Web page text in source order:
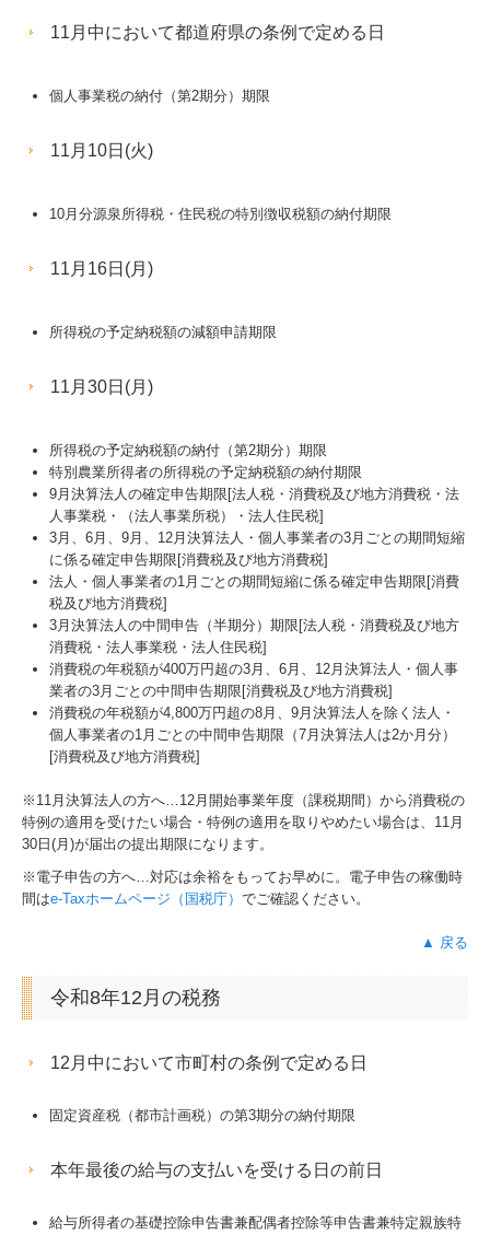
11月中において都道府県の条例で定める日
個人事業税の納付（第2期分）期限
11月10日(火)
10月分源泉所得税・住民税の特別徴収税額の納付期限
11月16日(月)
所得税の予定納税額の減額申請期限
11月30日(月)
所得税の予定納税額の納付（第2期分）期限
特別農業所得者の所得税の予定納税額の納付期限
9月決算法人の確定申告期限[法人税・消費税及び地方消費税・法
人事業税・（法人事業所税）・法人住民税]
3月、6月、9月、12月決算法人・個人事業者の3月ごとの期間短縮
に係る確定申告期限[消費税及び地方消費税]
法人・個人事業者の1月ごとの期間短縮に係る確定申告期限[消費
税及び地方消費税]
3月決算法人の中間申告（半期分）期限[法人税・消費税及び地方
消費税・法人事業税・法人住民税]
消費税の年税額が400万円超の3月、6月、12月決算法人・個人事
業者の3月ごとの中間申告期限[消費税及び地方消費税]
消費税の年税額が4,800万円超の8月、9月決算法人を除く法人・
個人事業者の1月ごとの中間申告期限（7月決算法人は2か月分）
[消費税及び地方消費税]
※11月決算法人の方へ…12月開始事業年度（課税期間）から消費税の
特例の適用を受けたい場合・特例の適用を取りやめたい場合は、11月
30日(月)が届出の提出期限になります。
※電子申告の方へ…対応は余裕をもってお早めに。電子申告の稼働時
間はe-Taxホームページ（国税庁） でご確認ください。
▲ 戻る
令和8年12月の税務
12月中において市町村の条例で定める日
固定資産税（都市計画税）の第3期分の納付期限
本年最後の給与の支払いを受ける日の前日
給与所得者の基礎控除申告書兼配偶者控除等申告書兼特定親族特